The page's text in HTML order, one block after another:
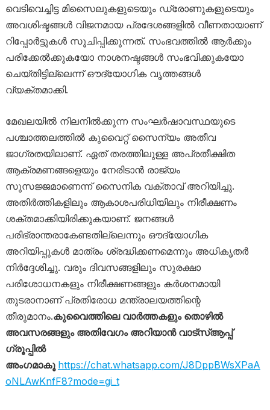
വെടിവെച്ചിട്ട മിസൈലുകളുടെയും ഡ്രോണുകളുടെയും
അവശിഷ്ടങ്ങൾ വിജനമായ പ്രദേശങ്ങളിൽ വീണതായാണ്
റിപ്പോർട്ടുകൾ സൂചിപ്പിക്കുന്നത്. സംഭവത്തിൽ ആർക്കും
പരിക്കേൽക്കുകയോ നാശനഷ്ടങ്ങൾ സംഭവിക്കുകയോ
ചെയ്തിട്ടില്ലെന്ന് ഔദ്യോഗിക വൃത്തങ്ങൾ
വ്യക്തമാക്കി.
മേഖലയിൽ നിലനിൽക്കുന്ന സംഘർഷാവസ്ഥയുടെ
പശ്ചാത്തലത്തിൽ കുവൈറ്റ് സൈന്യം അതീവ
ജാഗ്രതയിലാണ്. ഏത് തരത്തിലുള്ള അപ്രതീക്ഷിത
ആക്രമണങ്ങളെയും നേരിടാൻ രാജ്യം
സുസജ്ജമാണെന്ന് സൈനിക വക്താവ് അറിയിച്ചു.
അതിർത്തികളിലും ആകാശപരിധിയിലും നിരീക്ഷണം
ശക്തമാക്കിയിരിക്കുകയാണ്. ജനങ്ങൾ
പരിഭ്രാന്തരാകേണ്ടതില്ലെന്നും ഔദ്യോഗിക
അറിയിപ്പുകൾ മാത്രം ശ്രദ്ധിക്കണമെന്നും അധികൃതർ
നിർദ്ദേശിച്ചു. വരും ദിവസങ്ങളിലും സുരക്ഷാ
പരിശോധനകളും നിരീക്ഷണങ്ങളും കർശനമായി
തുടരാനാണ് പ്രതിരോധ മന്ത്രാലയത്തിന്റെ
തീരുമാനം.കുവൈത്തിലെ വാർത്തകളും തൊഴിൽ
അവസരങ്ങളും അതിവേഗം അറിയാൻ വാട്സ്ആപ്പ്
ഗ്രൂപ്പിൽ
അംഗമാകൂ https://chat.whatsapp.com/J8DppBWsXPaA
oNLAwKnfF8?mode=gi_t